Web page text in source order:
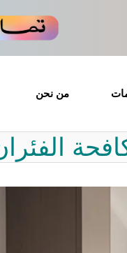
من نحن